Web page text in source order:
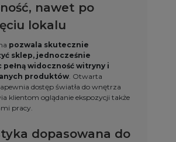
nawet po
lokalu
pozwala skutecznie
sklep, jednocześnie
pełną widoczność witryny i
produktów. Otwarta
dostęp światła do wnętrza
klientom oglądanie ekspozycji także
pracy.
dopasowana do